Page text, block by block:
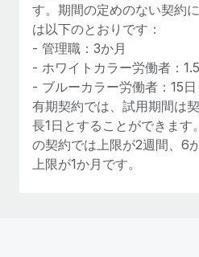
す。期間の定めのない契約
は以下のとおりです：
- 管理職：3か月
- ホワイトカラー労働者：
- ブルーカラー労働者：15日
有期契約では、試用期間は
長1日とすることができます
の契約では上限が2週間、6
上限が1か月です。